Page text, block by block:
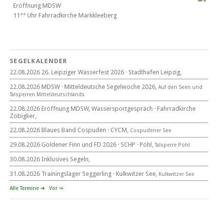
Eröffnung MDSW
11°° Uhr Fahrrad­kirche Markkleeberg
22. August 2026
beim CYCM
für alle Segler am See
Mitteldeutsche Segelwoche
22. – 30. August 2026 in Sachsen · Thüringen · Sachsen Anhalt
Goldener Finn und FD 2026
29. – 30. August 2026
beim SCHP auf der Talsperre Pöhl
SEGELKALENDER
22.08.2026 26. Leipziger Wasserfest 2026 · Stadthafen Leipzig,
22.08.2026 MDSW · Mitteldeutsche Segelwoche 2026, Auf den Seen und
Tal­sperren Mittel­deut­sch­lands
22.08.2026 Eröffnung MDSW, Wassersportgespräch · Fahrradkirche
Zöbigker,
22.08.2026 Blaues Band Cospuden · CYCM, Cospudener See
29.08.2026 Goldener Finn und FD 2026 · SCHP · Pöhl, Talsperre Pöhl
30.08.2026 Inklusives Segeln,
31.08.2026 Trainingslager Seggerling · Kulkwitzer See, Kulkwitzer See
Alle Termine ➔ Vor ⇒